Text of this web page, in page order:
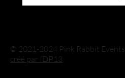
© 2021-2024 Pink Rabbit Events.
créé par IDP13